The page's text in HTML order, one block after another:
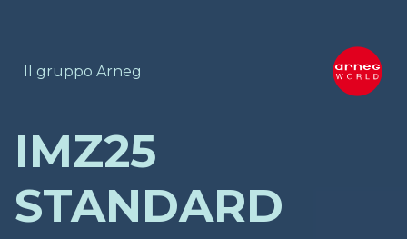
Il gruppo Arneg
IMZ25
STANDARD